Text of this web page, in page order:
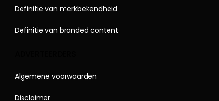
Definitie van merkbekendheid
Definitie van branded content
Algemene voorwaarden
Disclaimer